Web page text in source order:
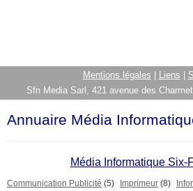
Mentions légales Liens
Sfn Media Sarl, 421 avenue des
Annuaire Média
Média Informatique Six-
Communication Publicité (5) Imprimeur (8)